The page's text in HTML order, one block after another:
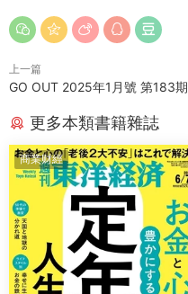
上一篇
GO OUT 2025年1月號 第183期
更多本類書籍雜誌
商業财經